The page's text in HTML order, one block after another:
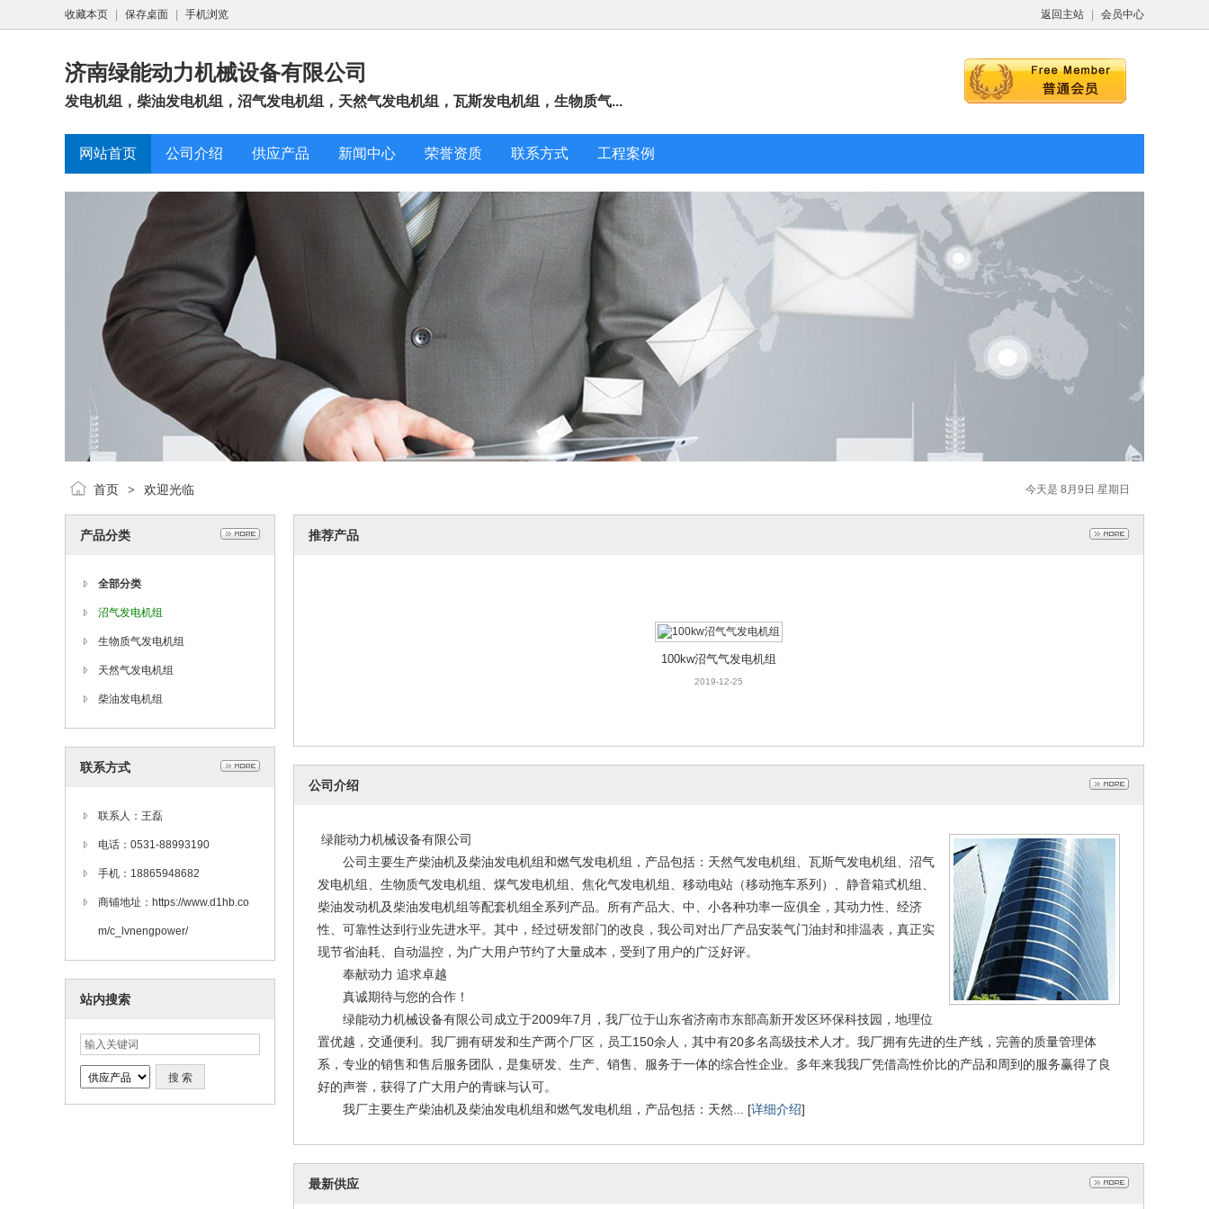
返回主站 会员中心
收藏本页 保存桌面 手机浏览
济南绿能动力机械设备有限公司
发电机组，柴油发电机组，沼气发电机组，天然气发电机组，瓦斯发电机组，生物质气...
网站首页 公司介绍 供应产品 新闻中心 荣誉资质 联系方式 工程案例
今天是 8月9日 星期日
首页 > 欢迎光临
产品分类
全部分类
沼气发电机组
生物质气发电机组
天然气发电机组
柴油发电机组
联系方式
联系人：王磊
电话：0531-88993190
手机：18865948682
商铺地址：https://www.d1hb.co
m/c_lvnengpower/
站内搜索
推荐产品
100kw沼气气发电机组
100kw沼气气发电机组
2019-12-25
公司介绍
绿能动力机械设备有限公司
公司主要生产柴油机及柴油发电机组和燃气发电机组，产品包括：天然气发电机组、瓦斯气发电机组、沼气
发电机组、生物质气发电机组、煤气发电机组、焦化气发电机组、移动电站（移动拖车系列）、静音箱式机组、
柴油发动机及柴油发电机组等配套机组全系列产品。所有产品大、中、小各种功率一应俱全，其动力性、经济
性、可靠性达到行业先进水平。其中，经过研发部门的改良，我公司对出厂产品安装气门油封和排温表，真正实
现节省油耗、自动温控，为广大用户节约了大量成本，受到了用户的广泛好评。
奉献动力 追求卓越
真诚期待与您的合作！
绿能动力机械设备有限公司成立于2009年7月，我厂位于山东省济南市东部高新开发区环保科技园，地理位
置优越，交通便利。我厂拥有研发和生产两个厂区，员工150余人，其中有20多名高级技术人才。我厂拥有先进的生产线，完善的质量管理体
系，专业的销售和售后服务团队，是集研发、生产、销售、服务于一体的综合性企业。多年来我我厂凭借高性价比的产品和周到的服务赢得了良
好的声誉，获得了广大用户的青睐与认可。
我厂主要生产柴油机及柴油发电机组和燃气发电机组，产品包括：天然... [详细介绍]
最新供应